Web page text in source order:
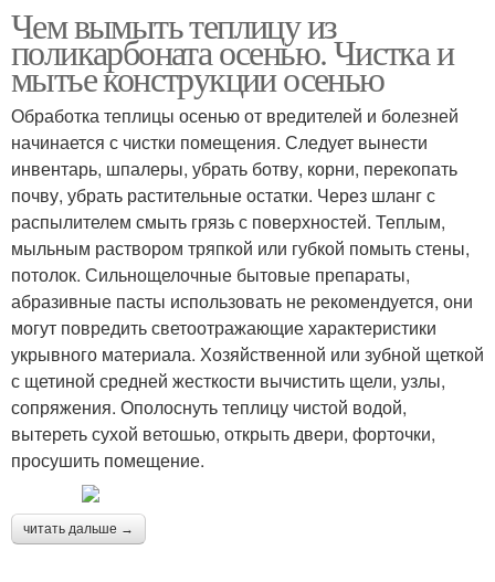
Чем вымыть теплицу из
поликарбоната осенью. Чистка и
мытье конструкции осенью
Обработка теплицы осенью от вредителей и болезней
начинается с чистки помещения. Следует вынести
инвентарь, шпалеры, убрать ботву, корни, перекопать
почву, убрать растительные остатки. Через шланг с
распылителем смыть грязь с поверхностей. Теплым,
мыльным раствором тряпкой или губкой помыть стены,
потолок. Сильнощелочные бытовые препараты,
абразивные пасты использовать не рекомендуется, они
могут повредить светоотражающие характеристики
укрывного материала. Хозяйственной или зубной щеткой
с щетиной средней жесткости вычистить щели, узлы,
сопряжения. Ополоснуть теплицу чистой водой,
вытереть сухой ветошью, открыть двери, форточки,
просушить помещение.
читать дальше →